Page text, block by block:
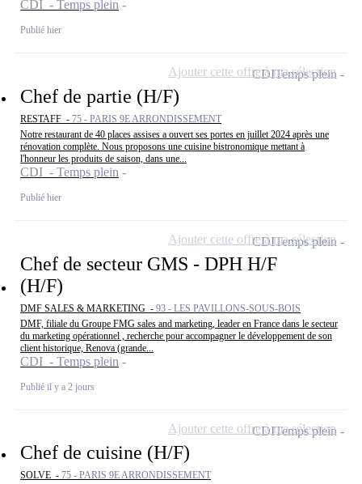
CDI - Temps plein
Publié hier
Chef de partie (H/F)
RESTAFF - 75 - PARIS 9E ARRONDISSEMENT
Notre restaurant de 40 places assises a ouvert ses portes en juillet 2024 après une
rénovation complète. Nous proposons une cuisine bistronomique mettant à
l'honneur les produits de saison, dans une...
CDI - Temps plein
Publié hier
CDITemps plein
Ajouter cette offre à ma sélection
Chef de secteur GMS - DPH H/F
(H/F)
DMF SALES & MARKETING - 93 - LES PAVILLONS-SOUS-BOIS
DMF, filiale du Groupe FMG sales and marketing, leader en France dans le secteur
du marketing opérationnel , recherche pour accompagner le développement de son
client historique, Renova (grande...
CDI - Temps plein
Publié il y a 2 jours
CDITemps plein
Ajouter cette offre à ma sélection
Chef de cuisine (H/F)
SOLVE - 75 - PARIS 9E ARRONDISSEMENT
CDITemps plein
Ajouter cette offre à ma sélection